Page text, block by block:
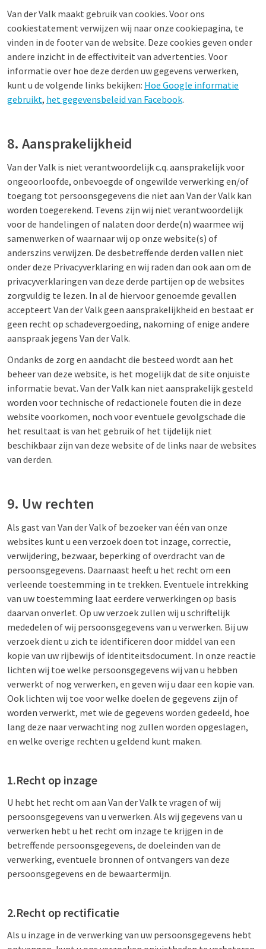
Van der Valk maakt gebruik van cookies. Voor ons
cookiestatement verwijzen wij naar onze cookiepagina, te
vinden in de footer van de website. Deze cookies geven onder
andere inzicht in de effectiviteit van advertenties. Voor
informatie over hoe deze derden uw gegevens verwerken,
kunt u de volgende links bekijken: Hoe Google informatie
gebruikt, het gegevensbeleid van Facebook.
8. Aansprakelijkheid
Van der Valk is niet verantwoordelijk c.q. aansprakelijk voor
ongeoorloofde, onbevoegde of ongewilde verwerking en/of
toegang tot persoonsgegevens die niet aan Van der Valk kan
worden toegerekend. Tevens zijn wij niet verantwoordelijk
voor de handelingen of nalaten door derde(n) waarmee wij
samenwerken of waarnaar wij op onze website(s) of
anderszins verwijzen. De desbetreffende derden vallen niet
onder deze Privacyverklaring en wij raden dan ook aan om de
privacyverklaringen van deze derde partijen op de websites
zorgvuldig te lezen. In al de hiervoor genoemde gevallen
accepteert Van der Valk geen aansprakelijkheid en bestaat er
geen recht op schadevergoeding, nakoming of enige andere
aanspraak jegens Van der Valk.
Ondanks de zorg en aandacht die besteed wordt aan het
beheer van deze website, is het mogelijk dat de site onjuiste
informatie bevat. Van der Valk kan niet aansprakelijk gesteld
worden voor technische of redactionele fouten die in deze
website voorkomen, noch voor eventuele gevolgschade die
het resultaat is van het gebruik of het tijdelijk niet
beschikbaar zijn van deze website of de links naar de websites
van derden.
9. Uw rechten
Als gast van Van der Valk of bezoeker van één van onze
websites kunt u een verzoek doen tot inzage, correctie,
verwijdering, bezwaar, beperking of overdracht van de
persoonsgegevens. Daarnaast heeft u het recht om een
verleende toestemming in te trekken. Eventuele intrekking
van uw toestemming laat eerdere verwerkingen op basis
daarvan onverlet. Op uw verzoek zullen wij u schriftelijk
mededelen of wij persoonsgegevens van u verwerken. Bij uw
verzoek dient u zich te identificeren door middel van een
kopie van uw rijbewijs of identiteitsdocument. In onze reactie
lichten wij toe welke persoonsgegevens wij van u hebben
verwerkt of nog verwerken, en geven wij u daar een kopie van.
Ook lichten wij toe voor welke doelen de gegevens zijn of
worden verwerkt, met wie de gegevens worden gedeeld, hoe
lang deze naar verwachting nog zullen worden opgeslagen,
en welke overige rechten u geldend kunt maken.
1.Recht op inzage
U hebt het recht om aan Van der Valk te vragen of wij
persoonsgegevens van u verwerken. Als wij gegevens van u
verwerken hebt u het recht om inzage te krijgen in de
betreffende persoonsgegevens, de doeleinden van de
verwerking, eventuele bronnen of ontvangers van deze
persoonsgegevens en de bewaartermijn.
2.Recht op rectificatie
Als u inzage in de verwerking van uw persoonsgegevens hebt